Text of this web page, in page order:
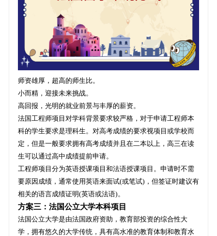
师资雄厚，超高的师生比。
小而精，迎接未来挑战。
高回报，光明的就业前景与丰厚的薪资。
法国工程师项目对学科背景要求较严格，对于申请工程师本
科的学生要求是理科生。对高考成绩的要求视项目或学校而
定，但是一般要求拥有高考成绩并且在二本以上，高三在读
生可以通过高中成绩提前申请。
工程师项目分为英语授课项目和法语授课项目。申请时不需
要原因成绩，通常使用英语来面试(或笔试)，但签证时建议有
相关的语言成绩证明(英语或法语)。
方案三：法国公立大学本科项目
法国公立大学是由法国政府资助，教育部投资的综合性大
学，拥有悠久的大学传统，具有高水准的教育体制和教育水